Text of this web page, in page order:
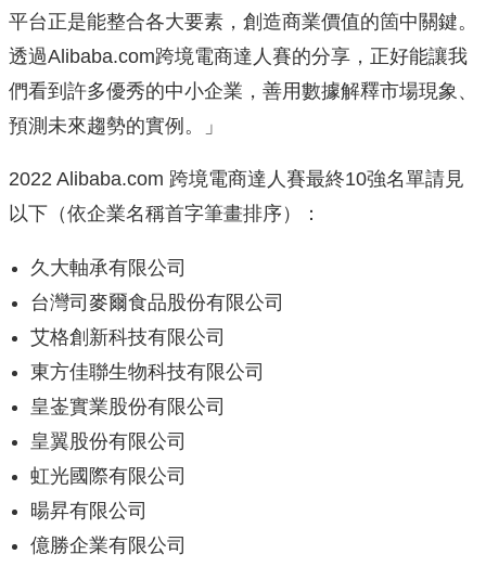
平台正是能整合各大要素，創造商業價值的箇中關鍵。
透過Alibaba.com跨境電商達人賽的分享， 正好能讓我
們看到許多優秀的中小企業，善用數據解釋市場現象、
預測未來趨勢的實例。」
2022 Alibaba.com 跨境電商達人賽最終10強名單請見
以下（依企業名稱首字筆畫排序）：
久大軸承有限公司
台灣司麥爾食品股份有限公司
艾格創新科技有限公司
東方佳聯生物科技有限公司
皇崟實業股份有限公司
皇翼股份有限公司
虹光國際有限公司
暘昇有限公司
億勝企業有限公司